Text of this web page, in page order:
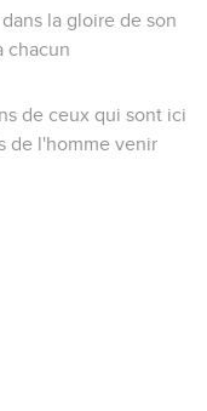
la gloire de son
chacun
de ceux qui sont ici
de l'homme venir